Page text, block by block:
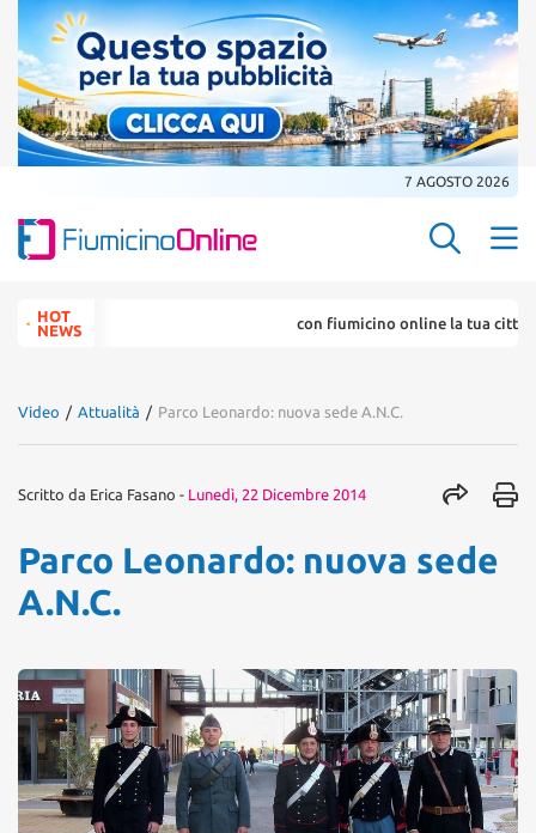
7 AGOSTO 2026
Search
for:HOT
NEWS
con fiumicino online la tua citta'
Video / Attualità / Parco Leonardo: nuova sede A.N.C.
Scritto da Erica Fasano - Lunedì, 22 Dicembre 2014
Parco Leonardo: nuova sede
A.N.C.